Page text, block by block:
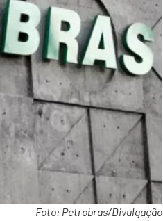
Foto: Petrobras/Divulgação